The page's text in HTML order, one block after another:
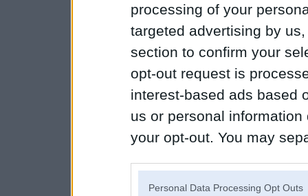
processing of your
targeted advertising by
section to confirm your
opt-out request is
interest-based ads based
us or personal
your opt-out. You may
Personal Data Processing Opt Outs